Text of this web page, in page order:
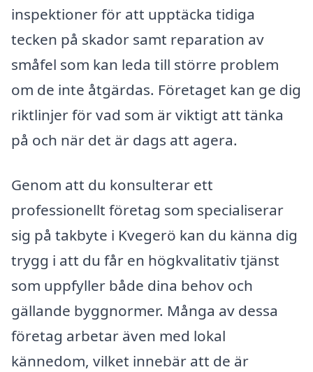
inspektioner för att upptäcka tidiga
tecken på skador samt reparation av
småfel som kan leda till större problem
om de inte åtgärdas. Företaget kan ge dig
riktlinjer för vad som är viktigt att tänka
på och när det är dags att agera.
Genom att du konsulterar ett
professionellt företag som specialiserar
sig på takbyte i Kvegerö kan du känna dig
trygg i att du får en högkvalitativ tjänst
som uppfyller både dina behov och
gällande byggnormer. Många av dessa
företag arbetar även med lokal
kännedom, vilket innebär att de är